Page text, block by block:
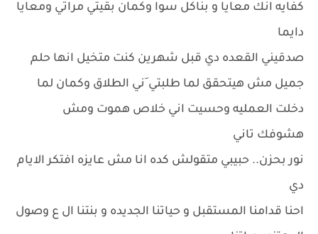
كفايه انك معايا و بناكل سوا وكمان بقيتي مراتي ومعايا
دايما
صدقيني القعده دي قبل شهرين كنت متخيل انها حلم
جميل مش هيتحقق لما طلبتي َني الطلاق وكمان لما
دخلت العمليه وحسيت اني خلاص هموت ومش
هشوفك تاني
نور بحزن.. حبيبي متقولش كده انا مش عايزه افتكر الايام
دي
احنا قدامنا المستقبل و حياتنا الجديده و بنتنا ال ع وصول